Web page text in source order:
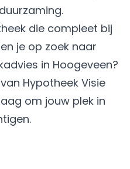
die compleet bij
je op zoek naar
in Hoogeveen?
Hypotheek Visie
om jouw plek in